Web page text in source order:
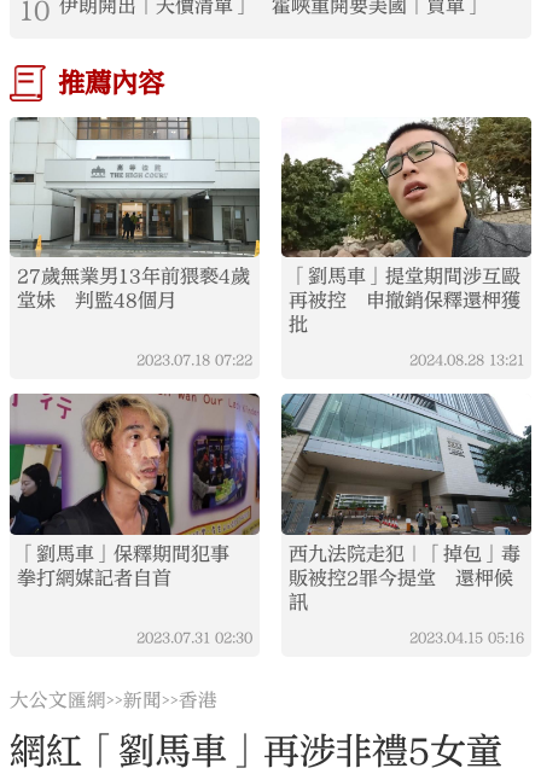
10 伊朗開出「天價清單」 霍峽重開要美國「買單」
推薦內容
27歲無業男13年前猥褻4歲
堂妹 判監48個月
2023.07.18 07:22
「劉馬車」提堂期間涉互毆
再被控 申撤銷保釋還柙獲
批
2024.08.28 13:21
「劉馬車」保釋期間犯事
拳打網媒記者自首
2023.07.31 02:30
西九法院走犯｜「掉包」毒
販被控2罪今提堂 還柙候
訊
2023.04.15 05:16
大公文匯網>>新聞>>香港
網紅「劉馬車」再涉非禮5女童